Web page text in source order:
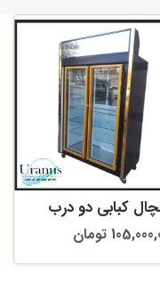
کبابی دو درب
تومان